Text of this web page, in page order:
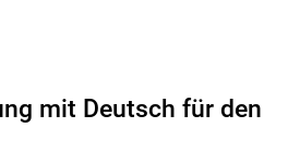
mit Deutsch für den